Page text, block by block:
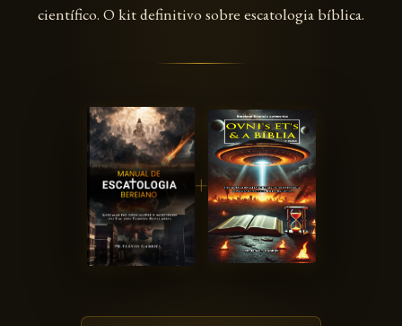
científico. O kit definitivo sobre escatologia bíblica.
+